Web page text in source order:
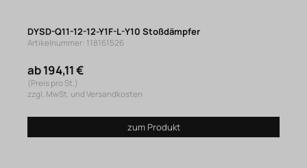
DYSD-Q11-12-12-Y1F-L-Y10 Stoßdämpfer
Artikelnummer: 118161526
ab 194,11 €
(Preis pro St.)
zzgl. MwSt. und Versandkosten
zum Produkt